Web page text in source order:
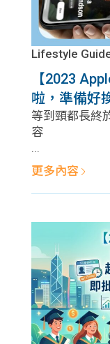
Lifestyle
【2023
啦，準備好
等到頸都長終
容
...
更多內容